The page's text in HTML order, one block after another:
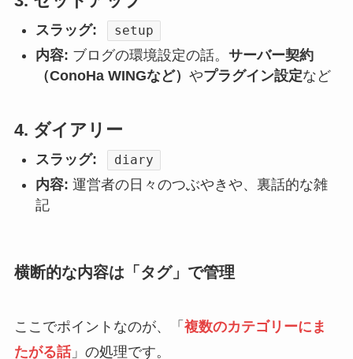
スラッグ: setup
内容: ブログの環境設定の話。 サーバー契約
（ConoHa WINGなど） やプラグイン設定など
4. ダイアリー
スラッグ: diary
内容: 運営者の日々のつぶやきや、裏話的な雑
記
横断的な内容は「タグ」で管理
ここでポイントなのが、「 複数のカテゴリーにま
たがる話」の処理です。